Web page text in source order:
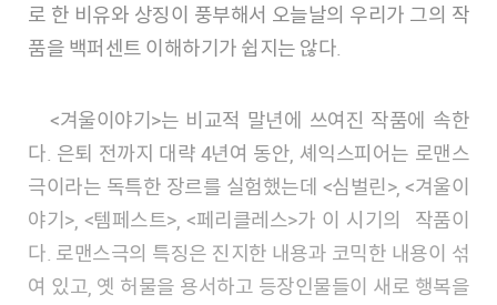
로 한 비유와 상징이 풍부해서 오늘날의 우리가 그의 작
품을 백퍼센트 이해하기가 쉽지는 않다.
<겨울이야기>는 비교적 말년에 쓰여진 작품에 속한
다. 은퇴 전까지 대략 4년여 동안, 셰익스피어는 로맨스
극이라는 독특한 장르를 실험했는데 <심벌린>, <겨울이
야기>, <템페스트>, <페리클레스>가 이 시기의 작품이
다. 로맨스극의 특징은 진지한 내용과 코믹한 내용이 섞
여 있고, 옛 허물을 용서하고 등장인물들이 새로 행복을